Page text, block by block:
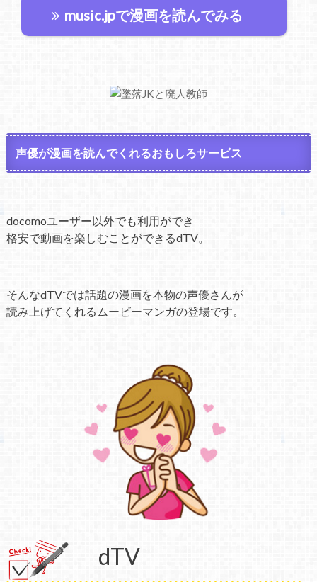
music.jpで漫画を読んでみる
声優が漫画を読んでくれるおもしろサービス
docomoユーザー以外でも利用ができ
格安で動画を楽しむことができるdTV。
そんなdTVでは話題の漫画を本物の声優さんが
読み上げてくれるムービーマンガの登場です。
dTV